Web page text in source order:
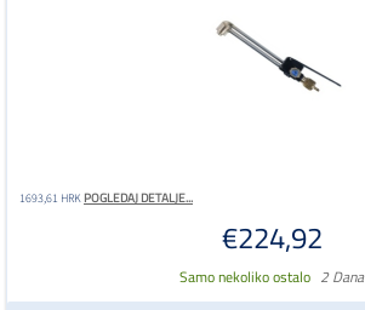
1693,61 HRKPOGLEDAJ DETALJE...
€224,92
Samo nekoliko ostalo 2 Dana